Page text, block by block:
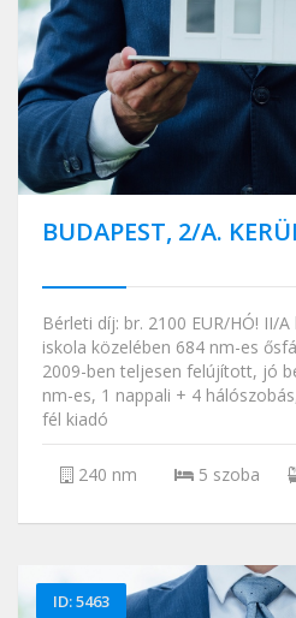
BUDAPEST, 2/A.
Bérleti díj: br. 2100 EUR/HÓ! II/
iskola közelében 684 nm-es
2009-ben teljesen felújított, jó
nm-es, 1 nappali + 4
fél kiadó
240 nm 5 szoba
ID: 5463